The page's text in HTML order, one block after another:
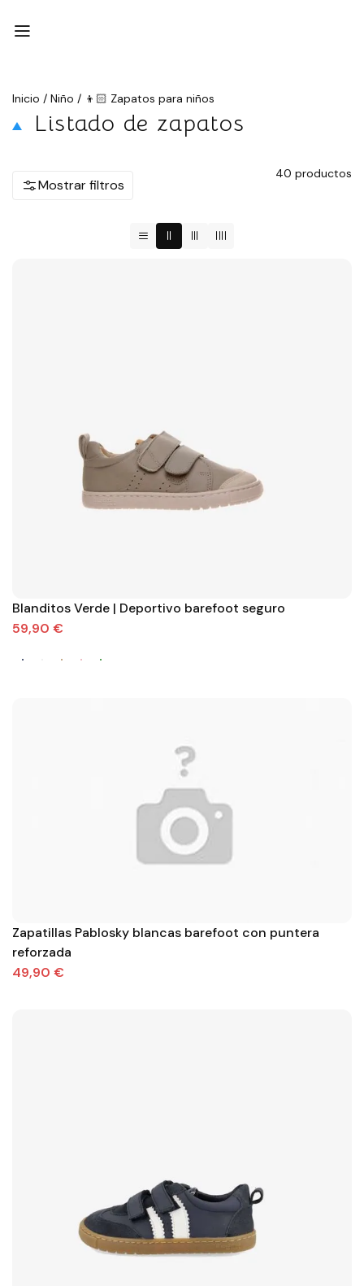
Inicio / Niño / 👦🏻 Zapatos para niños
Listado de zapatos
Mostrar filtros
40 productos
Blanditos Verde | Deportivo barefoot seguro
59,90 €
Zapatillas Pablosky blancas barefoot con puntera
reforzada
49,90 €